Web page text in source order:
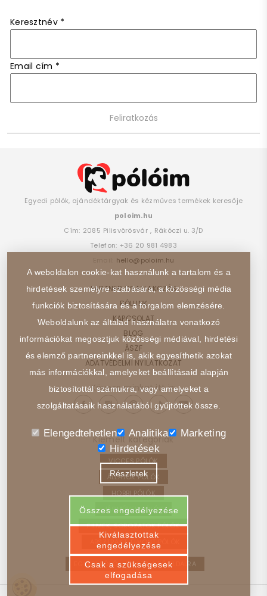
Keresztnév *
Email cím *
Egyedi pólók, ajándéktárgyak és kézműves termékek keresője
poloim.hu
Cím: 2085 Pilisvörösvár , Rákóczi u. 3/D
Telefon: +36 20 981 4983
hello@poloim.hu
PARTNER CSATLAKOZÁS
RÓLUNK
KAPCSOLAT
BLOG
ÁSZF
ADATVÉDELMI NYILATKOZAT
Kövess minket itt is:
Kiemelt kategóriák
VICCES PÓLÓK
ÁLLATOK PÓLÓK
HOBBI PÓLÓK
JÁRMŰVEK PÓLÓK
FILMEK, SOROZATOK PÓLÓK
ABSZTRAKT, ELVONT PÓLÓK
EGYEDI PÓLÓ – VISSZA A FŐOLDALRA
A weboldalon cookie-kat használunk a tartalom és a
hirdetések személyre szabására, a közösségi média
funkciók biztosítására és a forgalom elemzésére.
Weboldalunk az általad használatra vonatkozó
információkat megosztjuk közösségi médiával, hirdetési
és elemző partnereinkkel is, akik egyesíthetik azokat
más információkkal, amelyeket beállításaid alapján
biztosítottál számukra, vagy amelyeket a
szolgáltatásaik használatából gyűjtöttek össze.
Elengedtehetlen Analitika
Marketing
Hirdetések
Részletek
Összes engedélyezése
Kiválasztottak
engedélyezése
Csak a szükségesek
elfogadása